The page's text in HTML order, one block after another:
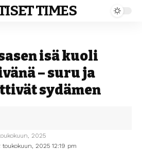
TIMES
isä kuoli
– suru ja
sydämen
2025 12:19 pm
2025